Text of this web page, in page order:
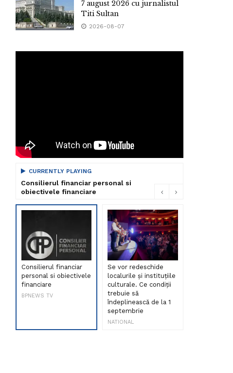
7 august 2026 cu jurnalistul
Titi Sultan
2026-08-07
CURRENTLY PLAYING
Consilierul financiar personal si
obiectivele financiare
Consilierul financiar
personal si obiectivele
financiare
BPNEWS TV
Se vor redeschide
localurile și instituțiile
culturale. Ce condiții
trebuie să
îndeplinească de la 1
septembrie
NATIONAL